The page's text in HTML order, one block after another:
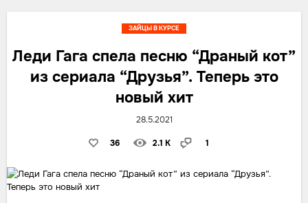
Леди Гага спела песню “Драный кот”
из сериала “Друзья”. Теперь это
новый хит
28.5.2021
36 2.1 K 1
ЗАЙЦЫ В КУРСЕ